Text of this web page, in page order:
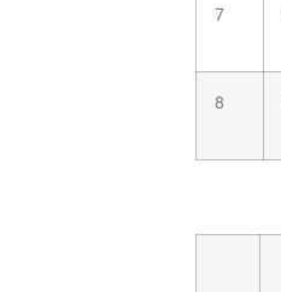
7
8